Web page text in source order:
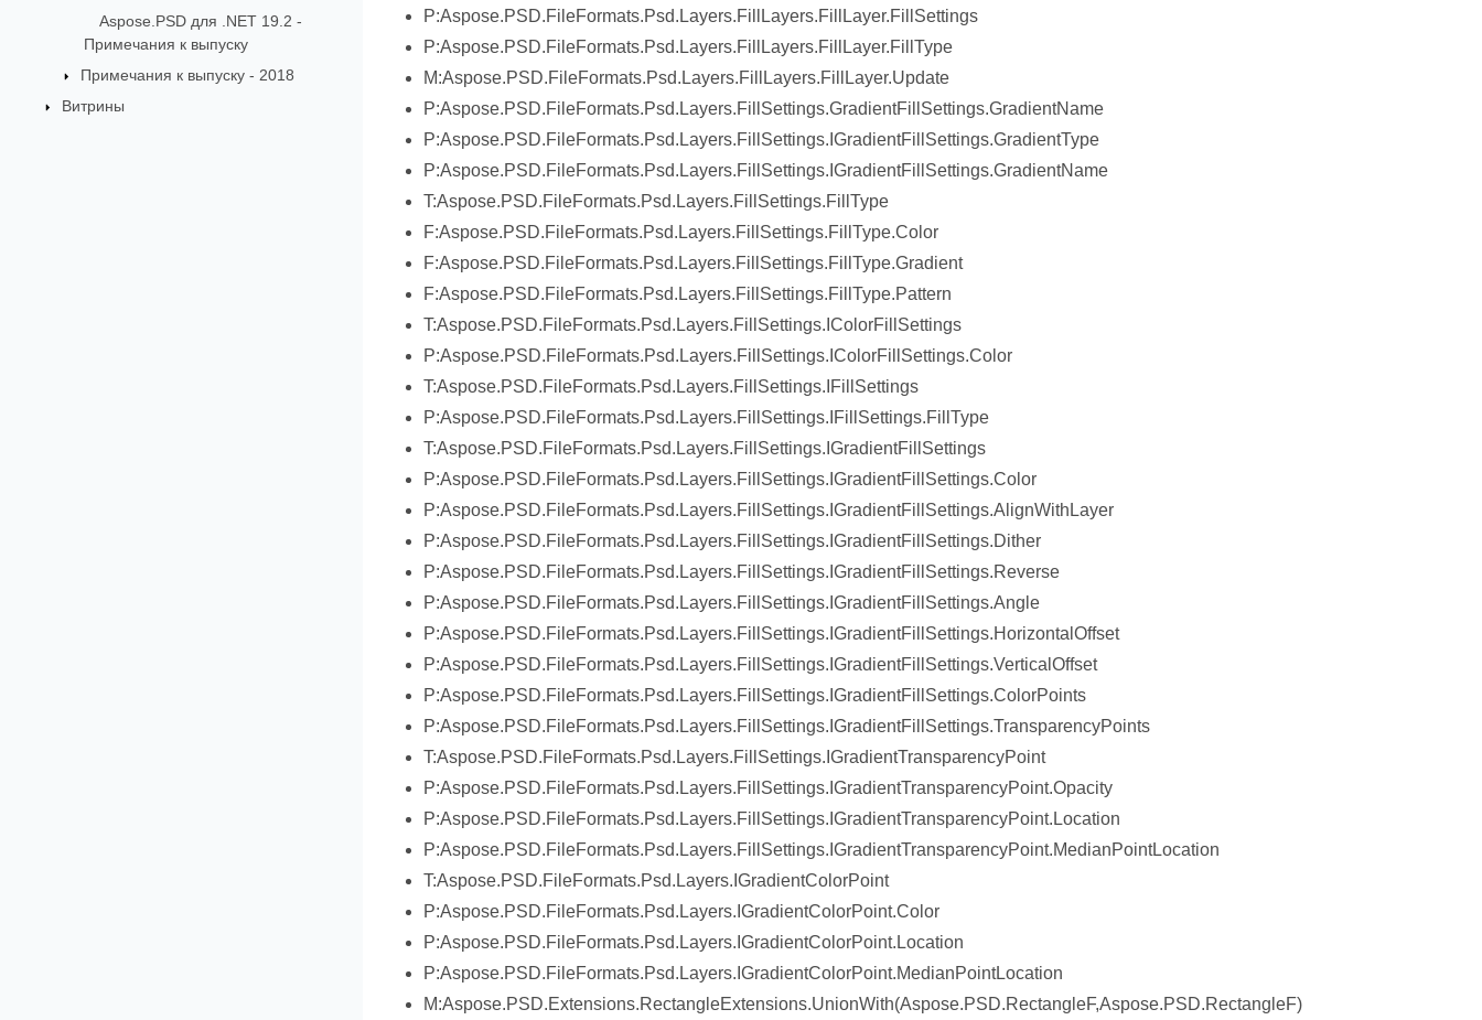
Aspose.PSD для .NET 19.2 -
Примечания к выпуску
Примечания к выпуску - 2018
Витрины
P:Aspose.PSD.FileFormats.Psd.Layers.FillLayers.FillLayer.FillSettings
P:Aspose.PSD.FileFormats.Psd.Layers.FillLayers.FillLayer.FillType
M:Aspose.PSD.FileFormats.Psd.Layers.FillLayers.FillLayer.Update
P:Aspose.PSD.FileFormats.Psd.Layers.FillSettings.GradientFillSettings.GradientName
P:Aspose.PSD.FileFormats.Psd.Layers.FillSettings.IGradientFillSettings.GradientType
P:Aspose.PSD.FileFormats.Psd.Layers.FillSettings.IGradientFillSettings.GradientName
T:Aspose.PSD.FileFormats.Psd.Layers.FillSettings.FillType
F:Aspose.PSD.FileFormats.Psd.Layers.FillSettings.FillType.Color
F:Aspose.PSD.FileFormats.Psd.Layers.FillSettings.FillType.Gradient
F:Aspose.PSD.FileFormats.Psd.Layers.FillSettings.FillType.Pattern
T:Aspose.PSD.FileFormats.Psd.Layers.FillSettings.IColorFillSettings
P:Aspose.PSD.FileFormats.Psd.Layers.FillSettings.IColorFillSettings.Color
T:Aspose.PSD.FileFormats.Psd.Layers.FillSettings.IFillSettings
P:Aspose.PSD.FileFormats.Psd.Layers.FillSettings.IFillSettings.FillType
T:Aspose.PSD.FileFormats.Psd.Layers.FillSettings.IGradientFillSettings
P:Aspose.PSD.FileFormats.Psd.Layers.FillSettings.IGradientFillSettings.Color
P:Aspose.PSD.FileFormats.Psd.Layers.FillSettings.IGradientFillSettings.AlignWithLayer
P:Aspose.PSD.FileFormats.Psd.Layers.FillSettings.IGradientFillSettings.Dither
P:Aspose.PSD.FileFormats.Psd.Layers.FillSettings.IGradientFillSettings.Reverse
P:Aspose.PSD.FileFormats.Psd.Layers.FillSettings.IGradientFillSettings.Angle
P:Aspose.PSD.FileFormats.Psd.Layers.FillSettings.IGradientFillSettings.HorizontalOffset
P:Aspose.PSD.FileFormats.Psd.Layers.FillSettings.IGradientFillSettings.VerticalOffset
P:Aspose.PSD.FileFormats.Psd.Layers.FillSettings.IGradientFillSettings.ColorPoints
P:Aspose.PSD.FileFormats.Psd.Layers.FillSettings.IGradientFillSettings.TransparencyPoints
T:Aspose.PSD.FileFormats.Psd.Layers.FillSettings.IGradientTransparencyPoint
P:Aspose.PSD.FileFormats.Psd.Layers.FillSettings.IGradientTransparencyPoint.Opacity
P:Aspose.PSD.FileFormats.Psd.Layers.FillSettings.IGradientTransparencyPoint.Location
P:Aspose.PSD.FileFormats.Psd.Layers.FillSettings.IGradientTransparencyPoint.MedianPointLocation
T:Aspose.PSD.FileFormats.Psd.Layers.IGradientColorPoint
P:Aspose.PSD.FileFormats.Psd.Layers.IGradientColorPoint.Color
P:Aspose.PSD.FileFormats.Psd.Layers.IGradientColorPoint.Location
P:Aspose.PSD.FileFormats.Psd.Layers.IGradientColorPoint.MedianPointLocation
M:Aspose.PSD.Extensions.RectangleExtensions.UnionWith(Aspose.PSD.RectangleF,Aspose.PSD.RectangleF)